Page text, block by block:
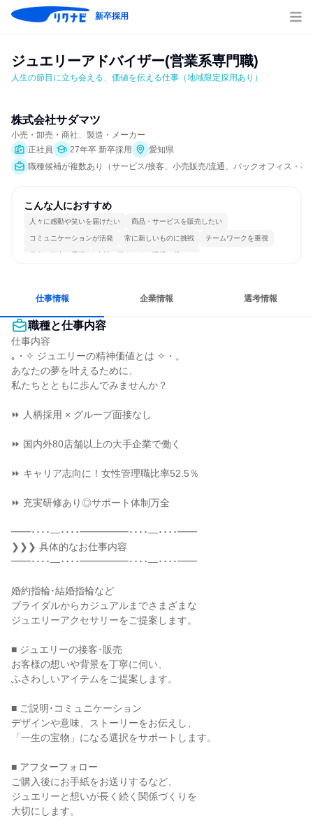
新卒採用
ジュエリーアドバイザー(営業系専門職)
人生の節目に立ち会える、価値を伝える仕事（地域限定採用あり）
株式会社サダマツ
小売・卸売・商社、製造・メーカー
正社員
27年卒 新卒採用
愛知県
職種候補が複数あり（サービス/接客、小売販売/流通、バックオフィス・
こんな人におすすめ
人々に感動や笑いを届けたい 商品・サービスを販売したい
コミュニケーションが活発 常に新しいものに挑戦 チームワークを重視
個人の能力を重視 女性が働きやすい環境で働ける
仕事情報 企業情報 選考情報
職種と仕事内容
仕事内容
｡・✧ ジュエリーの精神価値とは ✧・。
あなたの夢を叶えるために、
私たちとともに歩んでみませんか？
⏩ 人柄採用 × グループ面接なし
⏩ 国内外80店舗以上の大手企業で働く
⏩ キャリア志向に！女性管理職比率52.5％
⏩ 充実研修あり◎サポート体制万全
━━････―････━━━━━････―････━━
❯❯❯ 具体的なお仕事内容
━━････―････━━━━━････―････━━
婚約指輪･結婚指輪など
ブライダルからカジュアルまでさまざまな
ジュエリーアクセサリーをご提案します。
■ ジュエリーの接客･販売
お客様の想いや背景を丁寧に伺い、
ふさわしいアイテムをご提案します。
■ ご説明･コミュニケーション
デザインや意味、ストーリーをお伝えし、
「一生の宝物」になる選択をサポートします。
■ アフターフォロー
ご購入後にお手紙をお送りするなど、
ジュエリーと想いが長く続く関係づくりを
大切にします。